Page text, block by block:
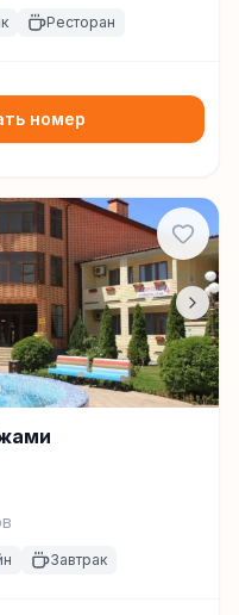
Ресторан
номер
Завтрак